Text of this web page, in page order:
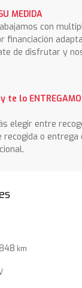
MEDIDA
con
financiación
de disfrutar y
te lo
elegir entre
o entrega
km